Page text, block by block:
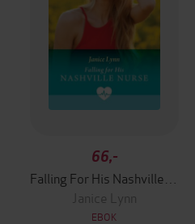
66,-
Janice Lynn
EBOK